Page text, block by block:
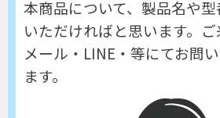
本商品について、製品名や
いただければと思います。
メール・LINE・等にてお問
ます。